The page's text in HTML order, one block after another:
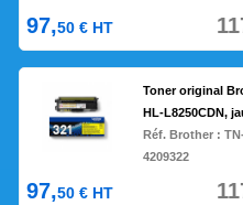
97,50 € HT
Toner original
HL-L8250CDN,
Réf. Brother :
4209322
97,50 € HT